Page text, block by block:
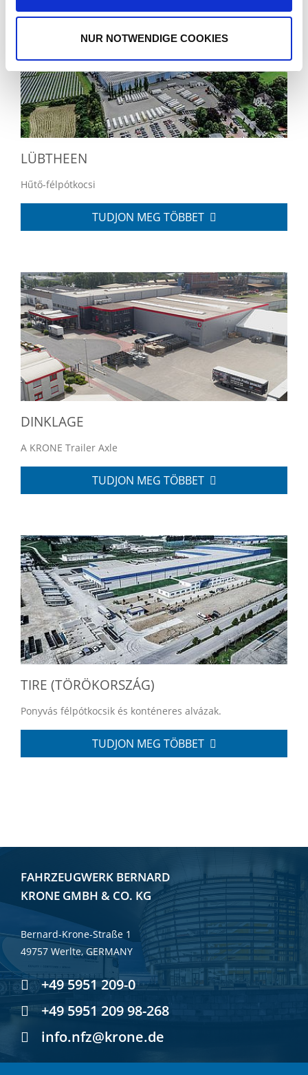
NUR NOTWENDIGE COOKIES
LÜBTHEEN
Hűtő-félpótkocsi
TUDJON MEG TÖBBET
DINKLAGE
A KRONE Trailer Axle
TUDJON MEG TÖBBET
TIRE (TÖRÖKORSZÁG)
Ponyvás félpótkocsik és konténeres alvázak.
TUDJON MEG TÖBBET
FAHRZEUGWERK BERNARD
KRONE GMBH & CO. KG
Bernard-Krone-Straße 1
49757 Werlte, GERMANY
+49 5951 209-0
+49 5951 209 98-268
info.nfz@krone.de